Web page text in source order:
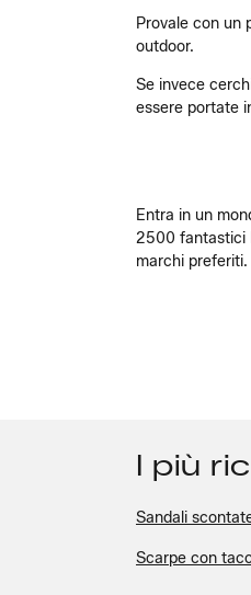
Provale con un
outdoor.
Se invece
essere portate
Entra in un
2500 fantastici
marchi preferiti.
I più
Sandali
Scarpe con